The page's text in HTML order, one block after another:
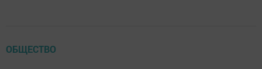
ОБЩЕСТВО